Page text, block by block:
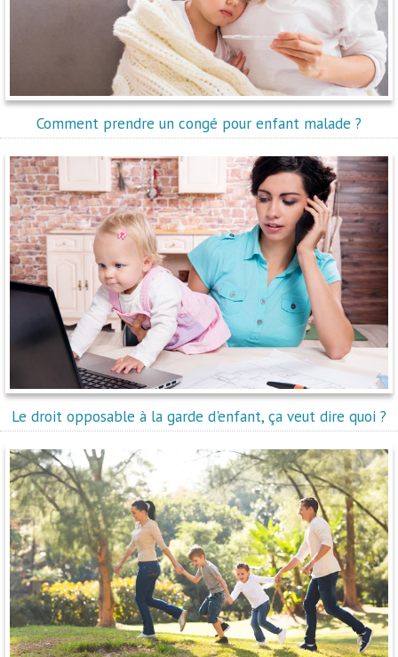
Comment prendre un congé pour enfant malade ?
Le droit opposable à la garde d'enfant, ça veut dire quoi ?